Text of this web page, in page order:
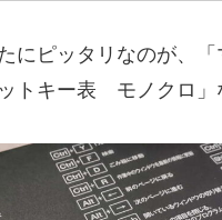
にピッタリなのが、
トキー表 モノクロ」